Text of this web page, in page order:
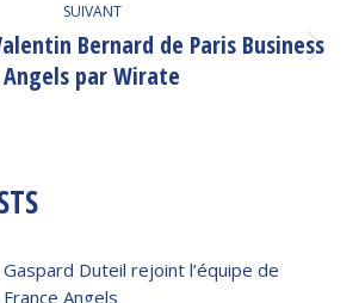
SUIVANT
Article
suivant
Bernard de Paris Business
Angels par Wirate
Gaspard Duteil rejoint l’équipe de
France Angels